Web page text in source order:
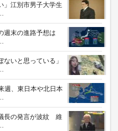
」江別市男子大学生
週末の進路予想は
ないと思っている」
週、東日本や北日本
長の発言が波紋 維